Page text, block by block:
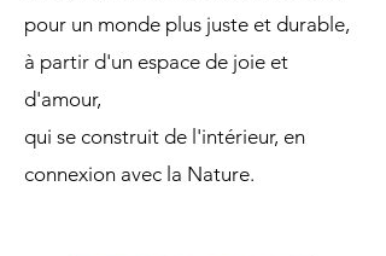
pour un monde plus juste et durable,
à partir d'un espace de joie et
d'amour,
qui se construit de l'intérieur, en
connexion avec la Nature.